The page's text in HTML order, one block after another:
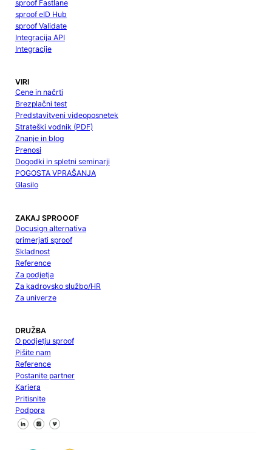
sproof Fastlane
sproof eID Hub
sproof Validate
Integracija API
Integracije
VIRI
Cene in načrti
Brezplačni test
Predstavitveni videoposnetek
Strateški vodnik (PDF)
Znanje in blog
Prenosi
Dogodki in spletni seminarji
POGOSTA VPRAŠANJA
Glasilo
ZAKAJ SPROOOF
Docusign alternativa
primerjati sproof
Skladnost
Reference
Za podjetja
Za kadrovsko službo/HR
Za univerze
DRUŽBA
O podjetju sproof
Pišite nam
Reference
Postanite partner
Kariera
Pritisnite
Podpora
Sledite nam na Facebooku
Sledite nam na X
Sledite nam na LinkedInu